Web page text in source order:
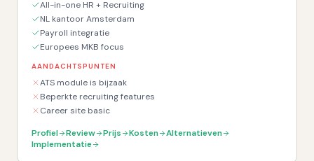
All-in-one HR + Recruiting
NL kantoor Amsterdam
Payroll integratie
Europees MKB focus
AANDACHTSPUNTEN
ATS module is bijzaak
Beperkte recruiting features
Career site basic
Profiel
Review Prijs Kosten
Alternatieven
Implementatie